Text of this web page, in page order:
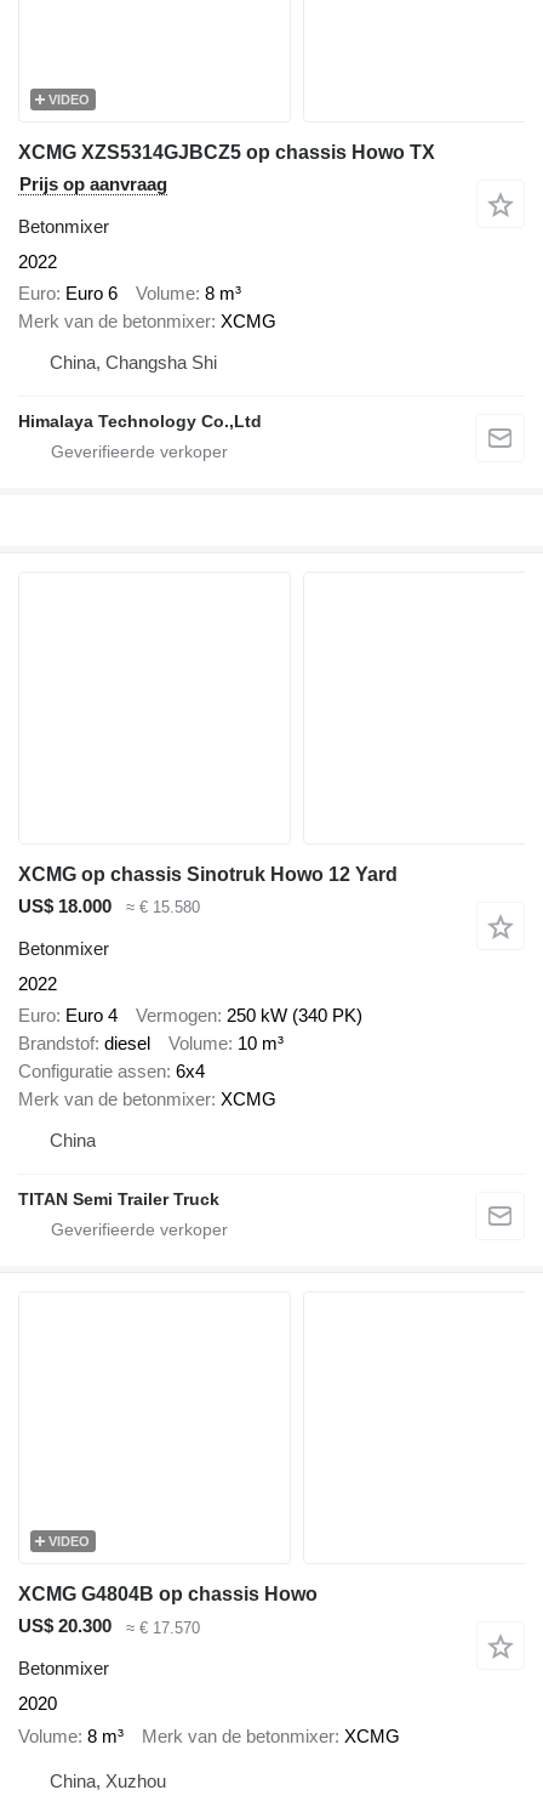
VIDEO
XCMG XZS5314GJBCZ5 op chassis Howo TX
Prijs op aanvraag
Betonmixer
2022
Euro Euro 6 Volume 8 m³
Merk van de betonmixer XCMG
China, Changsha Shi
Himalaya Technology Co.,Ltd
XCMG op chassis Sinotruk Howo 12 Yard
US$ 18.000
≈ € 15.580
Betonmixer
2022
Euro Euro 4 Vermogen 250 kW (340 PK)
Brandstof diesel Volume 10 m³
Configuratie assen 6x4
Merk van de betonmixer XCMG
China
TITAN Semi Trailer Truck
VIDEO
XCMG G4804B op chassis Howo
US$ 20.300
≈ € 17.570
Betonmixer
2020
Volume 8 m³ Merk van de betonmixer XCMG
China, Xuzhou